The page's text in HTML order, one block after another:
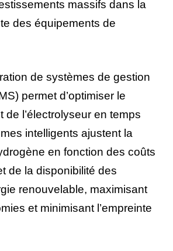
massifs dans la
des équipements de
de systèmes de gestion
permet d’optimiser le
de l’électrolyseur en temps
intelligents ajustent la
en fonction des coûts
de la disponibilité des
renouvelable, maximisant
et minimisant l’empreinte